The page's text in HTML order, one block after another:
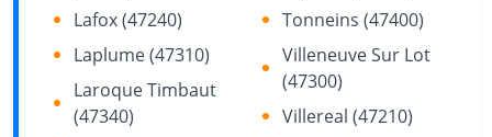
Lafox (47240)
Laplume (47310)
Laroque Timbaut
(47340)
Tonneins (47400)
Villeneuve Sur Lot
(47300)
Villereal (47210)